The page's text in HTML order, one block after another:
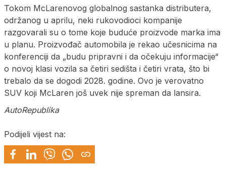
Tokom McLarenovog globalnog sastanka distributera,
održanog u aprilu, neki rukovodioci kompanije
razgovarali su o tome koje buduće proizvode marka ima
u planu. Proizvođač automobila je rekao učesnicima na
konferenciji da „budu pripravni i da očekuju informacije“
o novoj klasi vozila sa četiri sedišta i četiri vrata, što bi
trebalo da se dogodi 2028. godine. Ovo je verovatno
SUV koji McLaren još uvek nije spreman da lansira.
AutoRepublika
Podijeli vijest na: